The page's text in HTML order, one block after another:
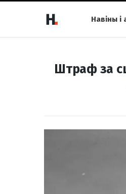
Навіны і
Штраф за